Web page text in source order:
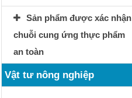
Sản phẩm được xác nhận
chuỗi cung ứng thực phẩm
an toàn
Vật tư nông nghiệp